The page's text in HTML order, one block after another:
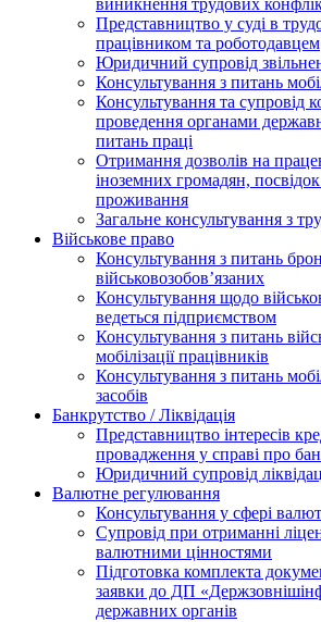
виникнення трудових
Представництво у суді в
працівником та роботодавцем
Юридичний супровід
Консультування з питань
Консультування та супровід
проведення органами
питань праці
Отримання дозволів на
іноземних громадян,
проживання
Загальне консультування з
Військове право
Консультування з питань
військовозобов’язаних
Консультування щодо
ведеться підприємством
Консультування з питань
мобілізації працівників
Консультування з питань
засобів
Банкрутство / Ліквідація
Представництво інтересів
провадження у справі про
Юридичний супровід
Валютне регулювання
Консультування у сфері
Супровід при отриманні
валютними цінностями
Підготовка комплекта
заявки до ДП
державних органів